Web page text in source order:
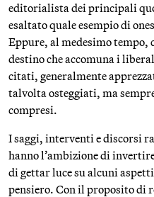
editorialista dei principali
esaltato quale esempio di
Eppure, al medesimo
destino che accomuna i
citati, generalmente
talvolta osteggiati, ma
compresi.
I saggi, interventi e discorsi
hanno l’ambizione di
di gettar luce su alcuni
pensiero. Con il proposito di